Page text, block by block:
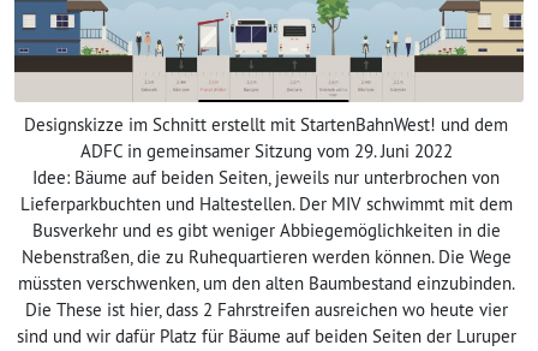
Designskizze im Schnitt erstellt mit StartenBahnWest! und dem
ADFC in gemeinsamer Sitzung vom 29. Juni 2022
Idee: Bäume auf beiden Seiten, jeweils nur unterbrochen von
Lieferparkbuchten und Haltestellen. Der MIV schwimmt mit dem
Busverkehr und es gibt weniger Abbiegemöglichkeiten in die
Nebenstraßen, die zu Ruhequartieren werden können. Die Wege
müssten verschwenken, um den alten Baumbestand einzubinden.
Die These ist hier, dass 2 Fahrstreifen ausreichen wo heute vier
sind und wir dafür Platz für Bäume auf beiden Seiten der Luruper